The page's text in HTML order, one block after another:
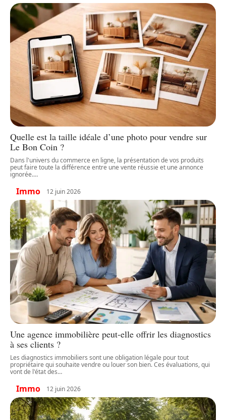
Quelle est la taille idéale d’une photo pour vendre sur
Le Bon Coin ?
Dans l'univers du commerce en ligne, la présentation de vos produits
peut faire toute la différence entre une vente réussie et une annonce
ignorée.…
Immo 12 juin 2026
Une agence immobilière peut-elle offrir les diagnostics
à ses clients ?
Les diagnostics immobiliers sont une obligation légale pour tout
propriétaire qui souhaite vendre ou louer son bien. Ces évaluations, qui
vont de l'état des…
Immo 12 juin 2026